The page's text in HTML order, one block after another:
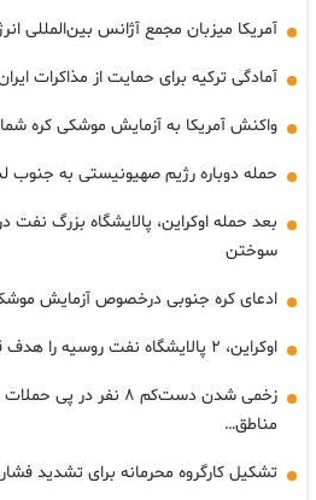
آمریکا میزبان مجمع آژانس بین‌المللی
آمادگی ترکیه برای حمایت از مذاکرات
واکنش آمریکا به آزمایش موشکی کره
حمله دوباره رژیم صهیونیستی به جنوب
بعد حمله اوکراین، پالایشگاه بزرگ نفت
سوختن
ادعای کره جنوبی درخصوص آزمایش
اوکراین، ۲ پالایشگاه نفت روسیه را هدف قرارداد
زخمی شدن دست‌کم ۸ نفر
مناطق…
تشکیل کارگروه محرمانه برای تشدید